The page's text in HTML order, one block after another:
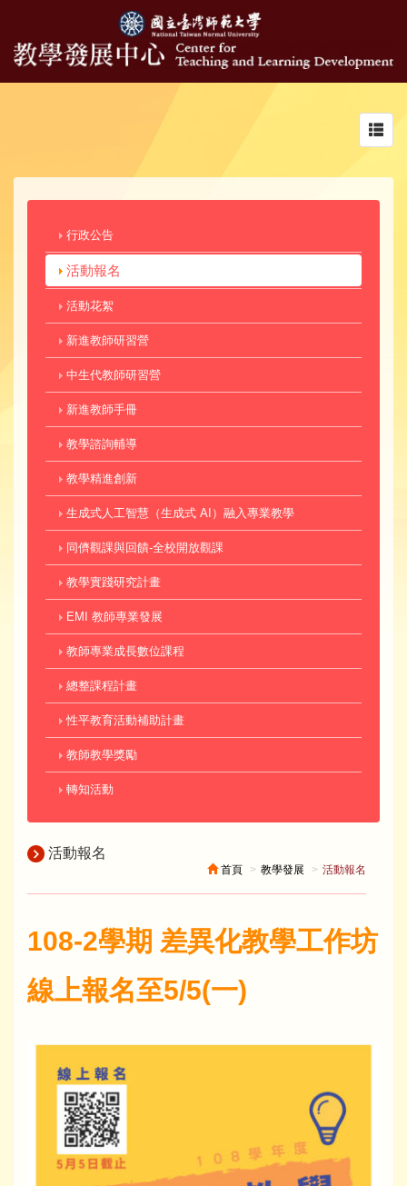
行政公告
活動報名
活動花絮
新進教師研習營
中生代教師研習營
新進教師手冊
教學諮詢輔導
教學精進創新
生成式人工智慧（生成式 AI）融入專業教學
同儕觀課與回饋-全校開放觀課
教學實踐研究計畫
EMI 教師專業發展
教師專業成長數位課程
總整課程計畫
性平教育活動補助計畫
教師教學獎勵
轉知活動
活動報名
首頁 教學發展 活動報名
108-2學期 差異化教學工作坊
線上報名至5/5(一)